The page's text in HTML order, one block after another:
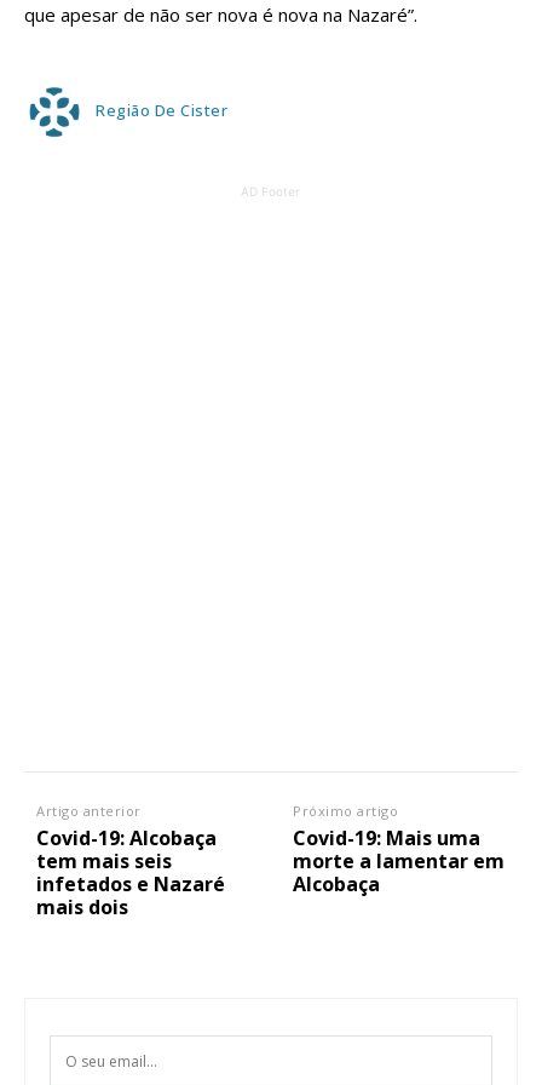
que apesar de não ser nova é nova na Nazaré”.
Região De Cister
AD Footer
Artigo anterior
Covid-19: Alcobaça
tem mais seis
infetados e Nazaré
mais dois
Próximo artigo
Covid-19: Mais uma
morte a lamentar em
Alcobaça